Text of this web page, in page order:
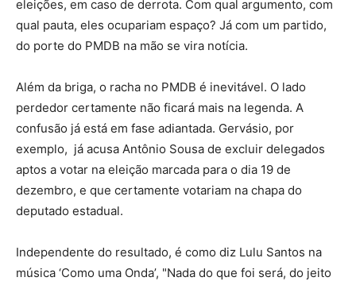
eleições, em caso de derrota. Com qual argumento, com
qual pauta, eles ocupariam espaço? Já com um partido,
do porte do PMDB na mão se vira notícia.
Além da briga, o racha no PMDB é inevitável. O lado
perdedor certamente não ficará mais na legenda. A
confusão já está em fase adiantada. Gervásio, por
exemplo, já acusa Antônio Sousa de excluir delegados
aptos a votar na eleição marcada para o dia 19 de
dezembro, e que certamente votariam na chapa do
deputado estadual.
Independente do resultado, é como diz Lulu Santos na
música ‘Como uma Onda’, "Nada do que foi será, do jeito